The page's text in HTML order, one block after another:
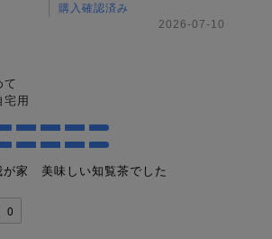
購入確認済み
2026-07-10
て
宅用
が家 美味しい知覧茶でした
0